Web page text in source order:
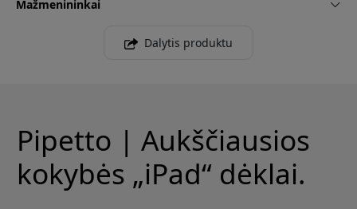
Mažmenininkai
Dalytis produktu
Pipetto | Aukščiausios
kokybės „iPad“ dėklai.